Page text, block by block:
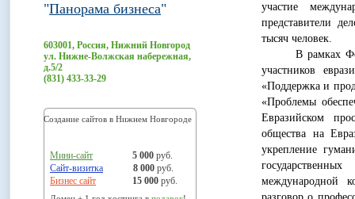
"Панорама бизнеса"
603001, Россия, Нижний Новгород
ул. Нижне-Волжская набережная,
д.5/2
(831) 433-33-29
Создание сайтов в Нижнем Новгороде
Мини-сайт 5 000 руб.
Сайт-визитка
8 000 руб.
Бизнес сайт
15 000 руб.
участие
представители
тысяч человек.
В рамках
участников
«Поддержка и
«Проблемы
Евразийском
общества на
укрепление
международной